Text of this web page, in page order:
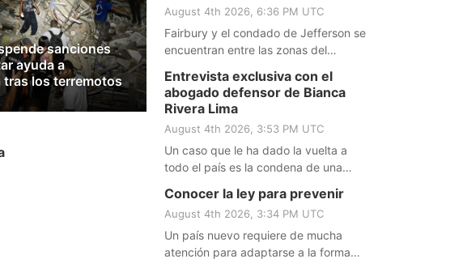
sanciones
ayuda a
tras los terremotos
August 4th 2026, 6:36 PM UTC
Fairbury y el condado de Jefferson se
encuentran entre las zonas del
más gravemente afectadas por
tormentas severas sin precedentes.
Entrevista exclusiva con el
abogado defensor de Bianca
Rivera Lima
August 4th 2026, 3:53 PM UTC
Un caso que le ha dado la vuelta a
todo el país es la condena de una
Nuestra compañera Verónica
Sandoval realizó una entrevista
exclusiva con su abogado y aquí está
su historia.
Conocer la ley para prevenir
August 4th 2026, 3:34 PM UTC
Un país nuevo requiere de mucha
atención para adaptarse a la forma